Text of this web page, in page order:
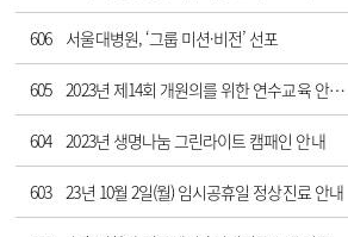
606 서울대병원, ‘그룹 미션·비전’ 선포
605 2023년 제14회 개원의를 위한 연수교육 안내(사전등록)
604 2023년 생명나눔 그린라이트 캠패인 안내
603 23년 10월 2일(월) 임시공휴일 정상진료 안내